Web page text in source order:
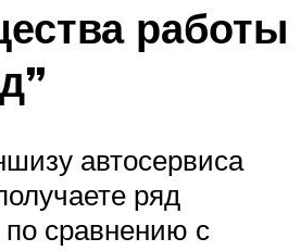
работы
автосервиса
ряд
сравнению с